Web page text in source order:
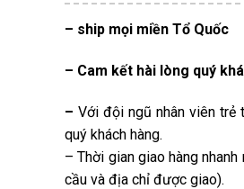
– ship mọi miền Tổ Quốc
– Cam kết hài lòng quý
– Với đội ngũ nhân viên trẻ
quý khách hàng.
– Thời gian giao hàng
cầu và địa chỉ được giao).